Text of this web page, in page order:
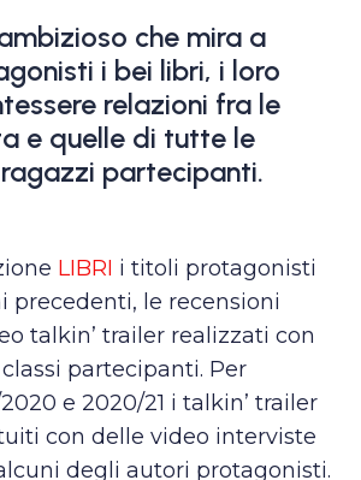
che mira a
i bei libri, i loro
relazioni fra le
e quelle di tutte le
partecipanti.
LIBRI i titoli protagonisti
precedenti, le recensioni
talkin’ trailer realizzati con
partecipanti. Per
2020 e 2020/21 i talkin’ trailer
con delle video interviste
degli autori protagonisti.